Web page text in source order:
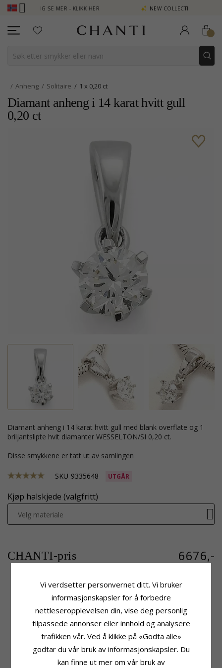
SE MER - KLIKK HER NEW COLLECTION | AURA
Anheng Solitaire 1 x 0,20 ct
Diamant anheng i 14 karat hvitt gull
0,20 ct
diamant anheng i 14 karat hvitt gull med blank overflate og 1
briljantslipte hvit diamanter WESSELTON/SI 0,20 ct.
Disse smykkene er tatt ut av samlingen
SKU 9335648 UTGÅR
Kjøp halskjede (valgfritt)
Velg materiale
CHANTI-pris 6676,-
Produktinformasjon
Diamant
Anheng:Anheng
Edelmetall: Hvitt Gull
Overflate:Blank
Stein
Antall:1
Sliping:Briljantslipt
Hvit
Stein: Diamant
Diamantfarge:Wesselton
Diamantklarhet: SI
Vi verdsetter personvernet ditt. Vi bruker
informasjonskapsler for å forbedre
nettleseropplevelsen din, vise deg personlig
tilpassede annonser eller innhold og analysere
trafikken vår. Ved å klikke på «Godta alle»
godtar du vår bruk av informasjonskapsler. Du
kan finne ut mer om vår bruk av